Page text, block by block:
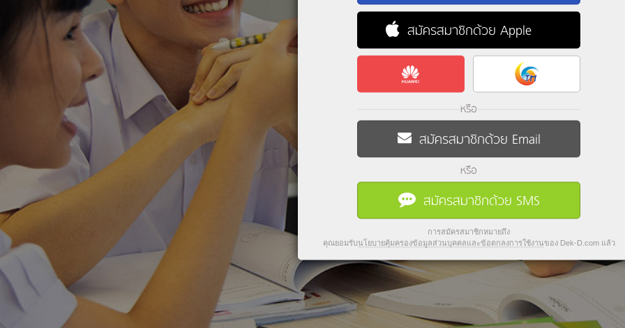
สมัครสมาชิกด้วย Apple
หรือ
สมัครสมาชิกด้วย Email
หรือ
สมัครสมาชิกด้วย SMS
การสมัครสมาชิกหมายถึง
คุณยอมรับนโยบายคุ้มครองข้อมูลส่วนบุคคลและข้อตกลงการใช้งานของ Dek-D.com แล้ว